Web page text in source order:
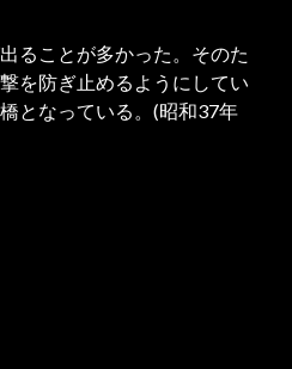
ることが多かった。そのた
を防ぎ止めるようにしてい
となっている。(昭和37年